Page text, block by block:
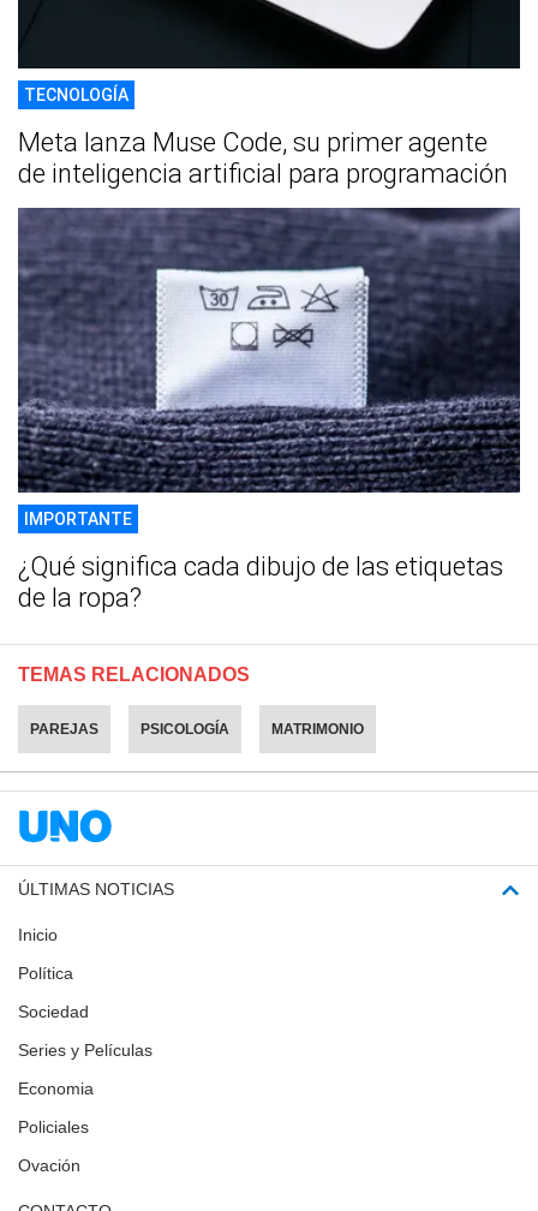
TECNOLOGÍA
Meta lanza Muse Code, su primer agente
de inteligencia artificial para programación
IMPORTANTE
¿Qué significa cada dibujo de las etiquetas
de la ropa?
TEMAS RELACIONADOS
PAREJAS PSICOLOGÍA MATRIMONIO
ÚLTIMAS NOTICIAS
Inicio
Política
Sociedad
Series y Películas
Economia
Policiales
Ovación